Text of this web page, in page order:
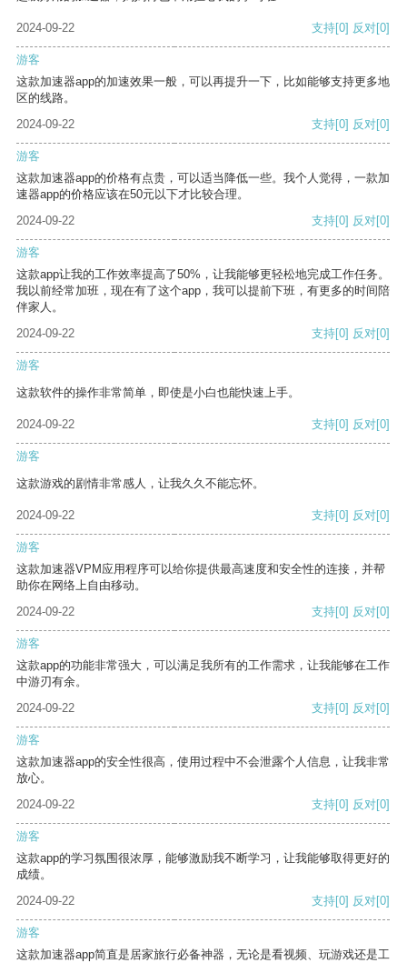
2024-09-22 支持[0] 反对[0]
游客
这款加速器app的加速效果一般，可以再提升一下，比如能够支持更多地
区的线路。
2024-09-22
支持[0] 反对[0]
游客
这款加速器app的价格有点贵，可以适当降低一些。我个人觉得，一款加
速器app的价格应该在50元以下才比较合理。
2024-09-22
支持[0] 反对[0]
游客
这款app让我的工作效率提高了50%，让我能够更轻松地完成工作任务。
我以前经常加班，现在有了这个app，我可以提前下班，有更多的时间陪
伴家人。
2024-09-22
支持[0] 反对[0]
游客
这款软件的操作非常简单，即使是小白也能快速上手。
2024-09-22 支持[0] 反对[0]
游客
这款游戏的剧情非常感人，让我久久不能忘怀。
2024-09-22 支持[0] 反对[0]
游客
这款加速器VPM应用程序可以给你提供最高速度和安全性的连接，并帮
助你在网络上自由移动。
2024-09-22
支持[0] 反对[0]
游客
这款app的功能非常强大，可以满足我所有的工作需求，让我能够在工作
中游刃有余。
2024-09-22
支持[0] 反对[0]
游客
这款加速器app的安全性很高，使用过程中不会泄露个人信息，让我非常
放心。
2024-09-22
支持[0] 反对[0]
游客
这款app的学习氛围很浓厚，能够激励我不断学习，让我能够取得更好的
成绩。
2024-09-22
支持[0] 反对[0]
游客
这款加速器app简直是居家旅行必备神器，无论是看视频、玩游戏还是工